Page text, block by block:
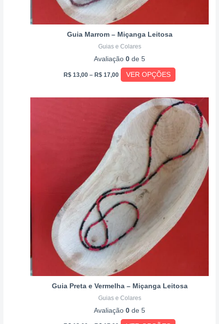
Guia Marrom – Miçanga Leitosa
Guias e Colares
Avaliação0 de 5
R$ 13,00 – R$ 17,00 VER OPÇÕES
Guia Preta e Vermelha – Miçanga Leitosa
Guias e Colares
Avaliação0 de 5
range:
R$ 13,00
through
Este
produto
tem
variantes.
opções
ser
escolhidas
na